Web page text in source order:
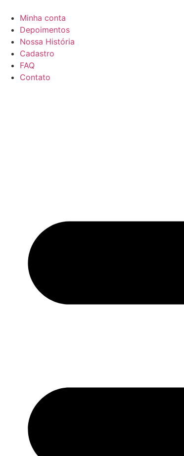
Minha conta
Depoimentos
Nossa História
Cadastro
FAQ
Contato